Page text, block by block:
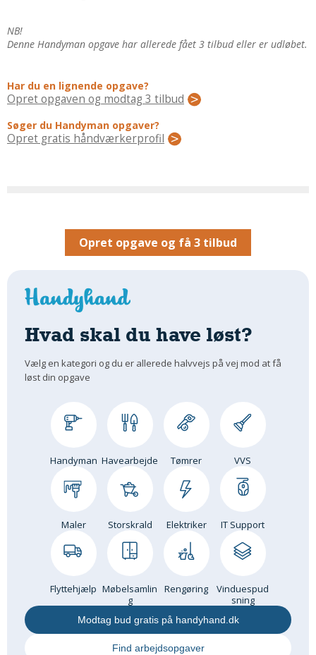
Reparation Og Vedligehold
Andet
Reparationer
Om Materialer
Udskiftning Og Montage
Tips Og Tricks
Belægning
Om Værktøj
Andet
NB!
Denne Handyman opgave har allerede fået 3 tilbud eller er udløbet.
Har du en lignende opgave?
Opret opgaven og modtag 3 tilbud
Søger du Handyman opgaver?
Opret gratis håndværkerprofil
Opret opgave og få 3 tilbud
Hvad skal du have løst?
Vælg en kategori og du er allerede halvvejs på vej mod at få
løst din opgave
Handyman Havearbejde Tømrer VVS
Maler Storskrald Elektriker IT Support
Flyttehjælp Møbelsamlin
g
Rengøring
Vinduespud
sning
Modtag bud gratis på handyhand.dk
Find arbejdsopgaver